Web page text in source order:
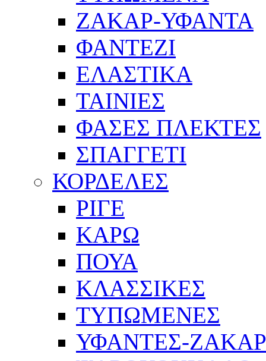
ΖΑΚΑΡ-ΥΦΑΝΤΑ
ΦΑΝΤΕΖΙ
ΕΛΑΣΤΙΚΑ
ΤΑΙΝΙΕΣ
ΦΑΣΕΣ ΠΛΕΚΤΕΣ
ΣΠΑΓΓΕΤΙ
ΚΟΡΔΕΛΕΣ
ΡΙΓΕ
ΚΑΡΩ
ΠΟΥΑ
ΚΛΑΣΣΙΚΕΣ
ΤΥΠΩΜΕΝΕΣ
ΥΦΑΝΤΕΣ-ΖΑΚΑΡ